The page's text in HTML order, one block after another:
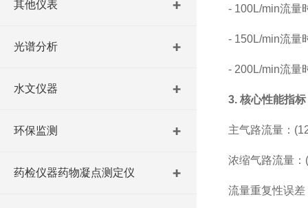
- 100L/min流量
- 150L/min流量
- 200L/min流量
3. 核心性能指标
主气路流量：
浓缩气路流量
流量重复性误差
其他仪表
光谱分析
水文仪器
环保监测
药检仪器药物凝点测定仪